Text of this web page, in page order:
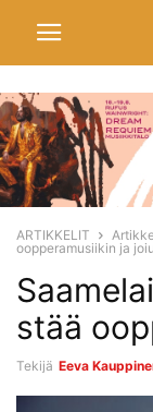
ARTIKKELIT
oopperamusiikin ja
stää
Tekijä Eeva